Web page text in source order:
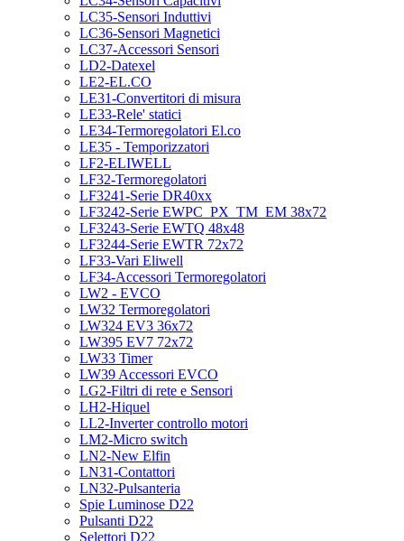
LC35-Sensori Induttivi
LC36-Sensori Magnetici
LC37-Accessori Sensori
LD2-Datexel
LE2-EL.CO
LE31-Convertitori di misura
LE33-Rele' statici
LE34-Termoregolatori El.co
LE35 - Temporizzatori
LF2-ELIWELL
LF32-Termoregolatori
LF3241-Serie DR40xx
LF3242-Serie EWPC_PX_TM_EM 38x72
LF3243-Serie EWTQ 48x48
LF3244-Serie EWTR 72x72
LF33-Vari Eliwell
LF34-Accessori Termoregolatori
LW2 - EVCO
LW32 Termoregolatori
LW324 EV3 36x72
LW395 EV7 72x72
LW33 Timer
LW39 Accessori EVCO
LG2-Filtri di rete e Sensori
LH2-Hiquel
LL2-Inverter controllo motori
LM2-Micro switch
LN2-New Elfin
LN31-Contattori
LN32-Pulsanteria
Spie Luminose D22
Pulsanti D22
Selettori D22